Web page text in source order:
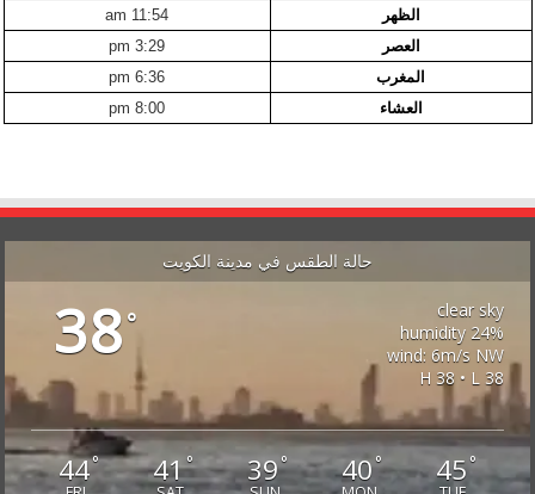
الظهر
11:54 am
العصر
3:29 pm
المغرب
6:36 pm
العشاء
8:00 pm
حالة الطقس في مدينة الكويت
38°
clear sky
24% humidity
wind: 6m/s NW
H 38 • L 38
44° 41° 39° 40° 45°